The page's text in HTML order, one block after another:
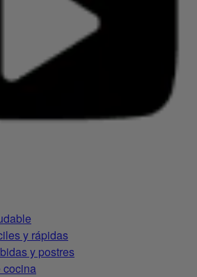
y rápidas
y postres
cocina